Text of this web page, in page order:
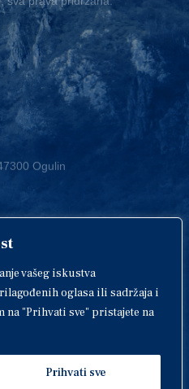
vašeg iskustva
oglasa ili sadržaja i
na "Prihvati sve" pristajete na
Prihvati sve